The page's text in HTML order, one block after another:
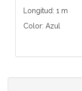
Longitud: 1 m
Color: Azul